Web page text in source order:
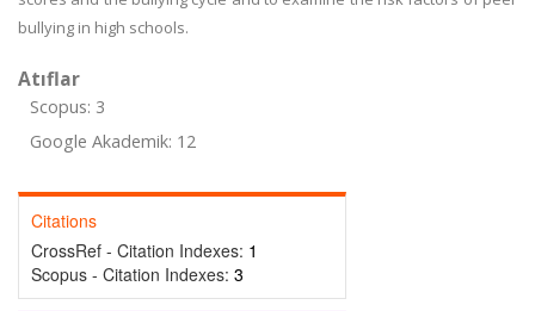
bullying in high schools.
Atıflar
Scopus: 3
Google Akademik: 12
Citations
CrossRef - Citation Indexes: 1
Scopus - Citation Indexes: 3